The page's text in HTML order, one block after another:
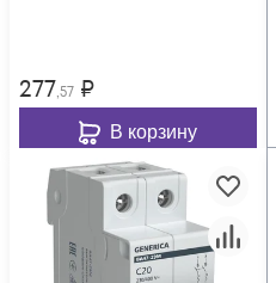
277,57 ₽
В корзину